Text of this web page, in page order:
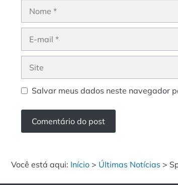
Nome
Site
Salvar meus dados neste navegador
Você está aqui: Início > Últimas Notícias >